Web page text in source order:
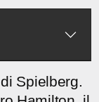
Spielberg.